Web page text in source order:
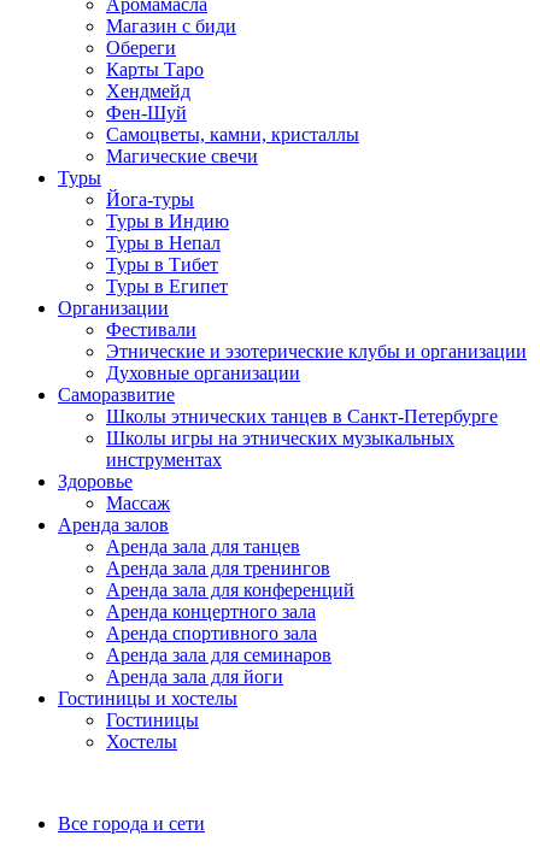
Аромамасла
Магазин с биди
Обереги
Карты Таро
Хендмейд
Фен-Шуй
Самоцветы, камни, кристаллы
Магические свечи
Туры
Йога-туры
Туры в Индию
Туры в Непал
Туры в Тибет
Туры в Египет
Организации
Фестивали
Этнические и эзотерические клубы и организации
Духовные организации
Саморазвитие
Школы этнических танцев в Санкт-Петербурге
Школы игры на этнических музыкальных
инструментах
Здоровье
Массаж
Аренда залов
Аренда зала для танцев
Аренда зала для тренингов
Аренда зала для конференций
Аренда концертного зала
Аренда спортивного зала
Аренда зала для семинаров
Аренда зала для йоги
Гостиницы и хостелы
Гостиницы
Хостелы
Все города и сети